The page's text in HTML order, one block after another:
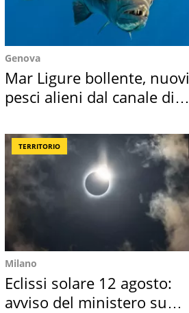
Genova
Mar Ligure bollente, nuovi
pesci alieni dal canale di
TERRITORIO
Milano
Eclissi solare 12 agosto:
avviso del ministero su